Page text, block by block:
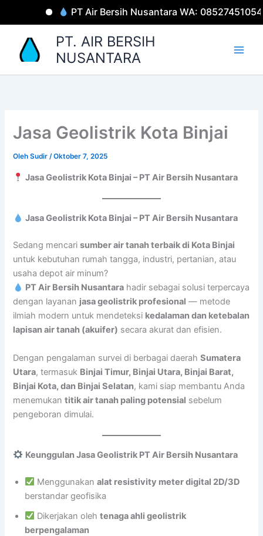
PT Air Bersih Nusantara WA: 085274510548
PT. AIR BERSIH
NUSANTARA
Jasa Geolistrik Kota Binjai
OlehSudir/Oktober 7, 2025
Jasa Geolistrik Kota Binjai – PT Air Bersih Nusantara
Jasa Geolistrik Kota Binjai – PT Air Bersih Nusantara
Sedang mencarisumber air tanah terbaik di Kota Binjai
untuk kebutuhan rumah tangga, industri, pertanian, atau
usaha depot air minum?
PT Air Bersih Nusantara hadir sebagai solusi terpercaya
dengan layanan jasa geolistrik profesional — metode
ilmiah modern untuk mendeteksi kedalaman dan ketebalan
lapisan air tanah (akuifer) secara akurat dan efisien.
Dengan pengalaman survei di berbagai daerahSumatera
Utara, termasuk Binjai Timur, Binjai Utara, Binjai Barat,
Binjai Kota, dan Binjai Selatan, kami siap membantu Anda
menemukantitik air tanah paling potensial sebelum
pengeboran dimulai.
Keunggulan Jasa Geolistrik PT Air Bersih Nusantara
Menggunakanalat resistivity meter digital 2D/3D
berstandar geofisika
Dikerjakan olehtenaga ahli geolistrik
berpengalaman